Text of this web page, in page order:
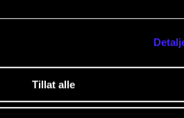
Tillat alle